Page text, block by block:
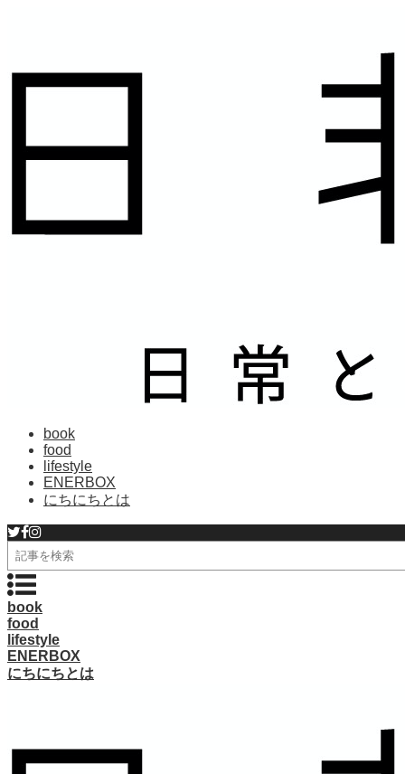
book
food
lifestyle
ENERBOX
にちにちとは
検
索
book
food
lifestyle
ENERBOX
にちにちとは